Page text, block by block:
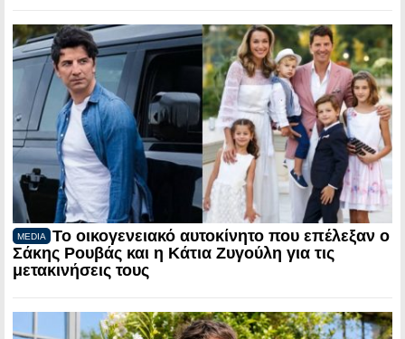
MEDIA
Το οικογενειακό αυτοκίνητο που επέλεξαν ο
Σάκης Ρουβάς και η Κάτια Ζυγούλη για τις
μετακινήσεις τους